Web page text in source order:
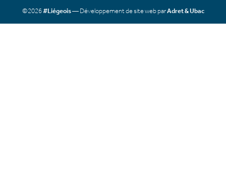
©2026#Liégeois— Développement de site web parAdret & Ubac